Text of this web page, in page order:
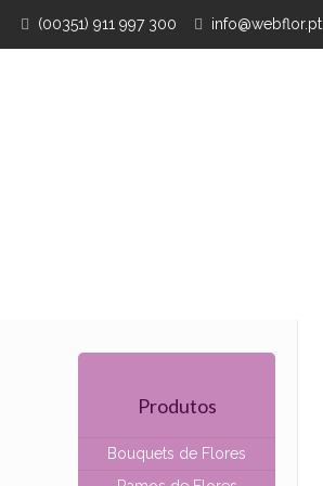
(00351) 911 997 300 info@webflor.pt
Produtos
Bouquets de Flores